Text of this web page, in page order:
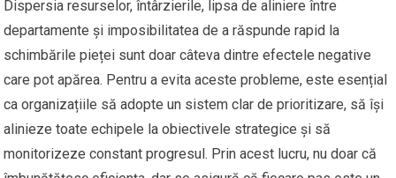
Dispersia resurselor, întârzierile, lipsa de aliniere între
departamente și imposibilitatea de a răspunde rapid la
schimbările pieței sunt doar câteva dintre efectele negative
care pot apărea. Pentru a evita aceste probleme, este esențial
ca organizațiile să adopte un sistem clar de prioritizare, să își
alinieze toate echipele la obiectivele strategice și să
monitorizeze constant progresul. Prin acest lucru, nu doar că